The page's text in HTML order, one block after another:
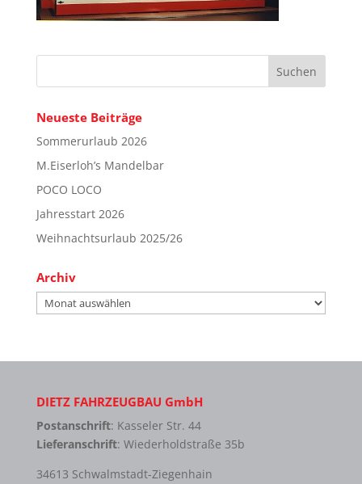
Neueste Beiträge
Sommerurlaub 2026
M.Eiserloh’s Mandelbar
POCO LOCO
Jahresstart 2026
Weihnachtsurlaub 2025/26
Archiv
Archiv
DIETZ FAHRZEUGBAU GmbH
Postanschrift: Kasseler Str. 44
Lieferanschrift: Wiederholdstraße 35b
34613 Schwalmstadt-Ziegenhain